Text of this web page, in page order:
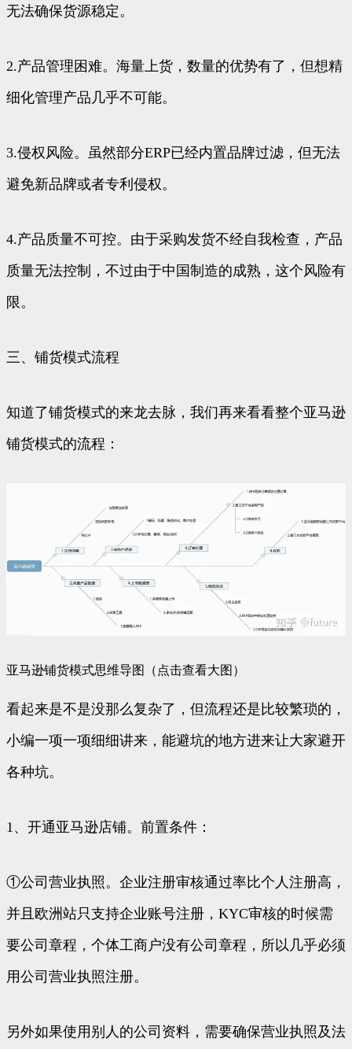
无法确保货源稳定。
2.产品管理困难。海量上货，数量的优势有了，但想精
细化管理产品几乎不可能。
3.侵权风险。虽然部分ERP已经内置品牌过滤，但无法
避免新品牌或者专利侵权。
4.产品质量不可控。由于采购发货不经自我检查，产品
质量无法控制，不过由于中国制造的成熟，这个风险有
限。
三、铺货模式流程
知道了铺货模式的来龙去脉，我们再来看看整个亚马逊
铺货模式的流程：
亚马逊铺货模式思维导图（点击查看大图）
看起来是不是没那么复杂了，但流程还是比较繁琐的，
小编一项一项细细讲来，能避坑的地方进来让大家避开
各种坑。
1、开通亚马逊店铺。前置条件：
①公司营业执照。企业注册审核通过率比个人注册高，
并且欧洲站只支持企业账号注册，KYC审核的时候需
要公司章程，个体工商户没有公司章程，所以几乎必须
用公司营业执照注册。
另外如果使用别人的公司资料，需要确保营业执照及法